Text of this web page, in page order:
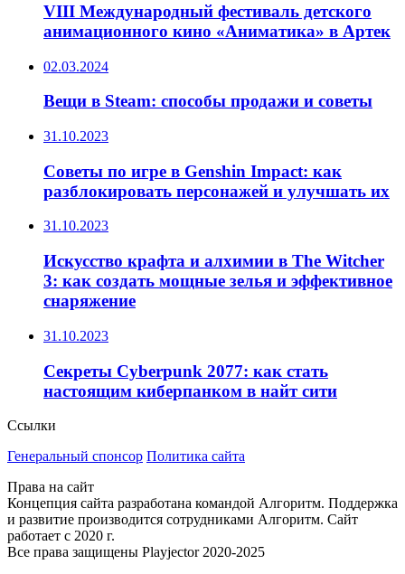
VIII Международный фестиваль детского
анимационного кино «Аниматика» в Артек
02.03.2024
Вещи в Steam: способы продажи и советы
31.10.2023
Советы по игре в Genshin Impact: как
разблокировать персонажей и улучшать их
31.10.2023
Искусство крафта и алхимии в The Witcher
3: как создать мощные зелья и эффективное
снаряжение
31.10.2023
Секреты Cyberpunk 2077: как стать
настоящим киберпанком в найт сити
Ссылки
Генеральный спонсор Политика сайта
Права на сайт
Концепция сайта разработана командой Алгоритм. Поддержка
и развитие производится сотрудниками Алгоритм. Сайт
работает с 2020 г.
Все права защищены Playjector 2020-2025